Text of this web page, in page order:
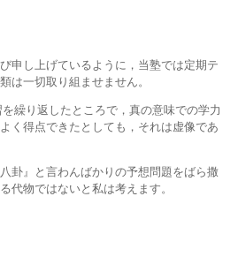
申し上げているように，当塾では定期テ
は一切取り組ませません。
繰り返したところで，真の意味での学力
く得点できたとしても，それは虚像であ
卦』と言わんばかりの予想問題をばら撒
代物ではないと私は考えます。